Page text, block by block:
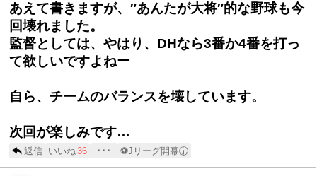
あえて書きますが、″あんたが大将″的な野球も今
回壊れました。
監督としては、やはり、DHなら3番か4番を打っ
て欲しいですよねー
自ら、チームのバランスを壊しています。
次回が楽しみです…
返信 いいね36 ･･･ ⚽Jリーグ開幕🕢